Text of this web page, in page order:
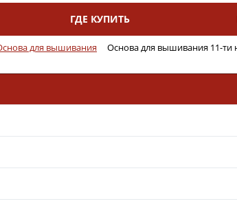
ГДЕ КУПИТЬ
для вышивания Основа для вышивания 11-ти